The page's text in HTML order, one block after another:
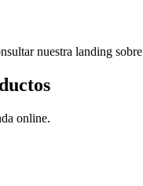
nuestra landing sobre
online.